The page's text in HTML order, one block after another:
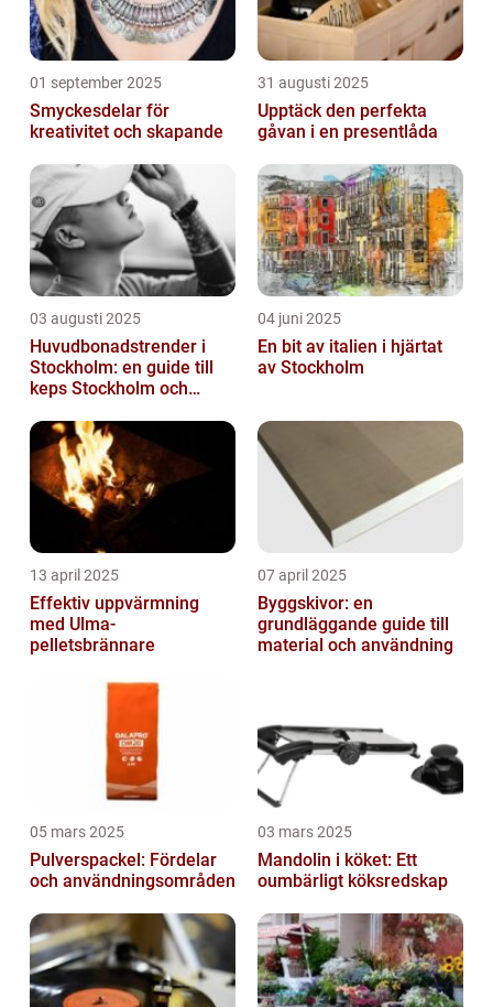
01 september 2025
Smyckesdelar för
kreativitet och skapande
31 augusti 2025
Upptäck den perfekta
gåvan i en presentlåda
03 augusti 2025
Huvudbonadstrender i
Stockholm: en guide till
keps Stockholm och
04 juni 2025
En bit av italien i hjärtat
av Stockholm
13 april 2025
Effektiv uppvärmning
med Ulma-
pelletsbrännare
07 april 2025
Byggskivor: en
grundläggande guide till
material och användning
05 mars 2025
Pulverspackel: Fördelar
och användningsområden
03 mars 2025
Mandolin i köket: Ett
oumbärligt köksredskap